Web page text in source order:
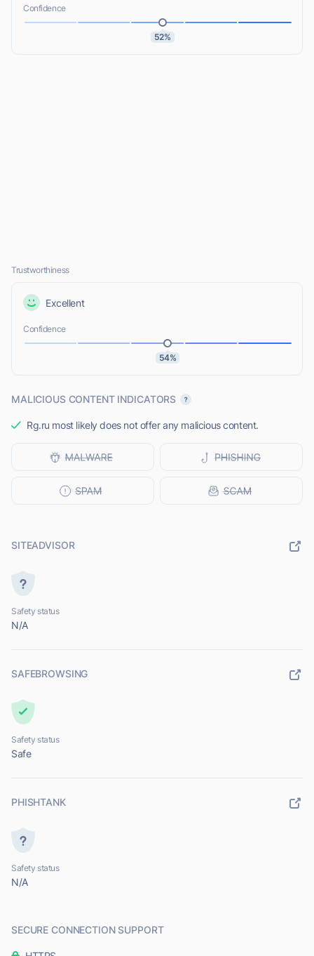
Confidence
52%
Trustworthiness
Excellent
Confidence
54%
MALICIOUS CONTENT INDICATORS
Rg.ru most likely does not offer any malicious content.
SITEADVISOR
Safety status
N/A
SAFEBROWSING
Safety status
Safe
PHISHTANK
Safety status
N/A
SECURE CONNECTION SUPPORT